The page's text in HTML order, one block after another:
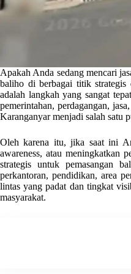
Apakah Anda sedang mencari
baliho di berbagai titik
adalah langkah yang sangat
pemerintahan, perdagangan,
Karanganyar menjadi salah satu
Oleh karena itu, jika saat ini
awareness, atau meningkatkan
strategis untuk pemasangan
perkantoran, pendidikan, area
lintas yang padat dan tingkat
masyarakat.